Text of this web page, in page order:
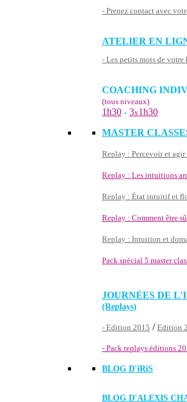
- Prenez contact avec
ATELIER EN
- Les petits mots de votre
COACHING
(tous niveaux)
1h30 - 3x1h30
MASTER
Replay : Percevoir et
Replay : Les intuitions
Replay : État intuitif et
Replay : Comment être
Replay : Intuition et
Pack spécial 5 master
JOURNÉES DE
(Replays)
- Edition 2015 / Edition
- Pack replays éditions
BLOG D'iRiS
BLOG D'ALEXIS